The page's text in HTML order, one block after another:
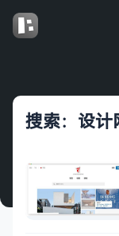
搜索：设计